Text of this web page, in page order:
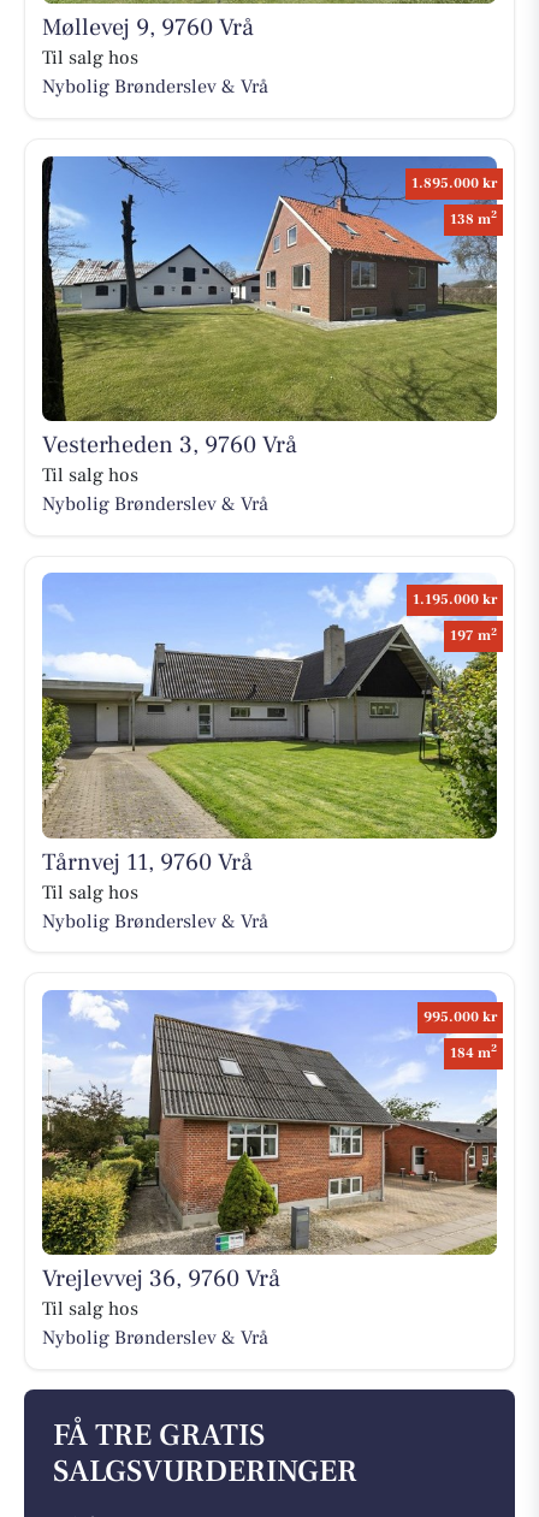
Møllevej 9, 9760 Vrå
Til salg hos
Nybolig Brønderslev & Vrå
1.895.000 kr
138 m2
Vesterheden 3, 9760 Vrå
Til salg hos
Nybolig Brønderslev & Vrå
1.195.000 kr
197 m2
Tårnvej 11, 9760 Vrå
Til salg hos
Nybolig Brønderslev & Vrå
995.000 kr
184 m2
Vrejlevvej 36, 9760 Vrå
Til salg hos
Nybolig Brønderslev & Vrå
FÅ TRE GRATIS
SALGSVURDERINGER